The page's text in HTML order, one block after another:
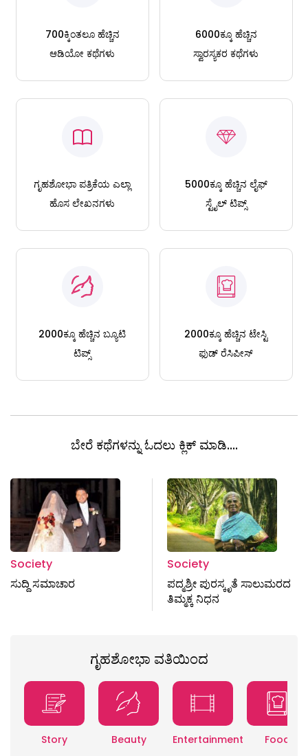
700ಕ್ಕಿಂತಲೂ ಹೆಚ್ಚಿನ
ಆಡಿಯೋ ಕಥೆಗಳು
6000ಕ್ಕೂ ಹೆಚ್ಚಿನ
ಸ್ವಾರಸ್ಯಕರ ಕಥೆಗಳು
ಗೃಹಶೋಭಾ ಪತ್ರಿಕೆಯ ಎಲ್ಲಾ
ಹೊಸ ಲೇಖನಗಳು
5000ಕ್ಕೂ ಹೆಚ್ಚಿನ ಲೈಫ್
ಸ್ಟೈಲ್ ಟಿಪ್ಸ್
2000ಕ್ಕೂ ಹೆಚ್ಚಿನ ಬ್ಯೂಟಿ
ಟಿಪ್ಸ್
2000ಕ್ಕೂ ಹೆಚ್ಚಿನ ಟೇಸ್ಟಿ
ಫುಡ್ ರೆಸಿಪೀಸ್
ಬೇರೆ ಕಥೆಗಳನ್ನು ಓದಲು ಕ್ಲಿಕ್ ಮಾಡಿ....
Society
ಸುದ್ದಿ ಸಮಾಚಾರ
Society
ಪದ್ಮಶ್ರೀ ಪುರಸ್ಕೃತೆ ಸಾಲುಮರದ
ತಿಮ್ಮಕ್ಕ ನಿಧನ
ಗೃಹಶೋಭಾ ವತಿಯಿಂದ
Story Beauty Entertainment Food